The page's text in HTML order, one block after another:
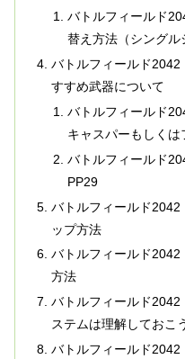
バトルフィールド
替え方法（シングル
バトルフィールド
すすめ武器について
バトルフィールド
キャスパーもしくは
バトルフィールド
PP29
バトルフィールド2042
ップ方法
バトルフィールド
方法
バトルフィールド
ステムは理解しておこ
バトルフィールド